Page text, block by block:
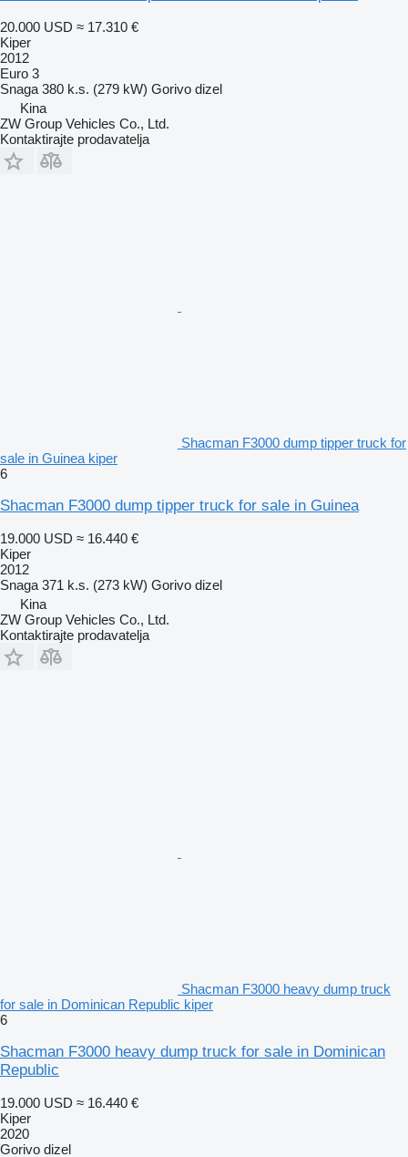
20.000 USD ≈ 17.310 €
Kiper
2012
Euro 3
Snaga 380 k.s. (279 kW) Gorivo dizel
Kina
ZW Group Vehicles Co., Ltd.
Kontaktirajte prodavatelja
Shacman F3000 dump tipper truck for
sale in Guinea kiper
6
Shacman F3000 dump tipper truck for sale in Guinea
19.000 USD ≈ 16.440 €
Kiper
2012
Snaga 371 k.s. (273 kW) Gorivo dizel
Kina
ZW Group Vehicles Co., Ltd.
Kontaktirajte prodavatelja
Shacman F3000 heavy dump truck
for sale in Dominican Republic kiper
6
Shacman F3000 heavy dump truck for sale in Dominican
Republic
19.000 USD ≈ 16.440 €
Kiper
2020
Gorivo dizel